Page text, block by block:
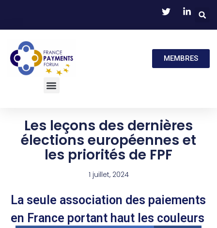
MEMBRES
Les leçons des dernières
élections européennes et
les priorités de FPF
1 juillet, 2024
La seule association des paiements
en France portant haut les couleurs